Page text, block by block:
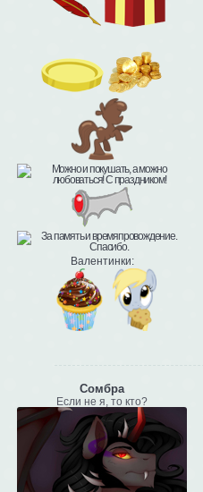
Валентинки:
Сомбра
Если не я, то кто?